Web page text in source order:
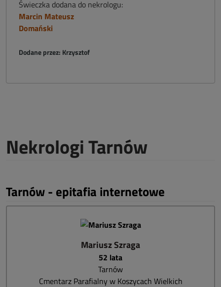
Świeczka dodana do nekrologu:
Marcin Mateusz
Domański
Dodane przez: Krzysztof
Nekrologi Tarnów
Tarnów - epitafia internetowe
Mariusz Szraga
52 lata
Tarnów
Cmentarz Parafialny w Koszycach Wielkich